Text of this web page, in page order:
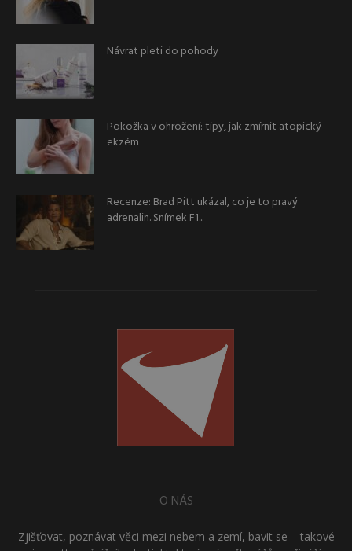
Návrat pleti do pohody
Pokožka v ohrožení: tipy, jak zmírnit atopický
ekzém
Recenze: Brad Pitt ukázal, co je to pravý
adrenalin. Snímek F1...
O NÁS
Zjišťovat, poznávat věci mezi nebem a zemí, bavit se – takové